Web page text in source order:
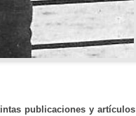
publicaciones y artículos